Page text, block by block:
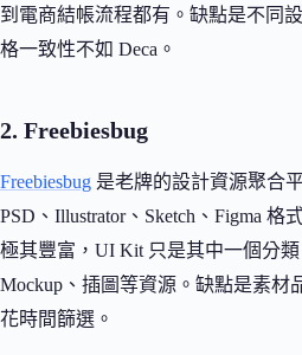
到電商結帳流程都有。缺點是不同
格一致性不如 Deca。
2. Freebiesbug
Freebiesbug 是老牌的設計資源聚合
PSD、Illustrator、Sketch、Figma 格
極其豐富，UI Kit 只是其中一個分類
Mockup、插圖等資源。缺點是素材
花時間篩選。